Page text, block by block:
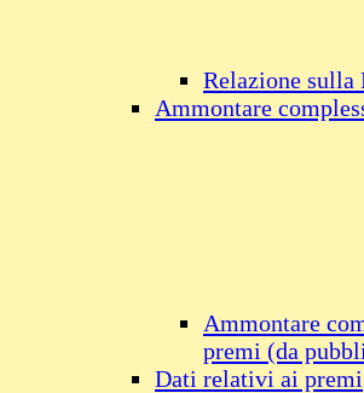
Relazione sulla
Ammontare
Ammontare
premi (da
Dati relativi ai premi